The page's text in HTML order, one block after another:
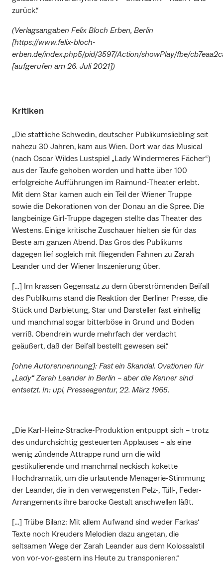
zurück.“
(Verlagsangaben Felix Bloch Erben, Berlin
[https://www.felix-bloch-
erben.de/index.php5/pid/3597/Action/showPlay/fbe/
[aufgerufen am 26. Juli 2021])
Kritiken
„Die stattliche Schwedin, deutscher Publikumsliebling seit
nahezu 30 Jahren, kam aus Wien. Dort war das Musical
(nach Oscar Wildes Lustspiel „Lady Windermeres Fächer“)
aus der Taufe gehoben worden und hatte über 100
erfolgreiche Aufführungen im Raimund-Theater erlebt.
Mit dem Star kamen auch ein Teil der Wiener Truppe
sowie die Dekorationen von der Donau an die Spree. Die
langbeinige Girl-Truppe dagegen stellte das Theater des
Westens. Einige kritische Zuschauer hielten sie für das
Beste am ganzen Abend. Das Gros des Publikums
dagegen lief sogleich mit fliegenden Fahnen zu Zarah
Leander und der Wiener Inszenierung über.
[…] Im krassen Gegensatz zu dem überströmenden Beifall
des Publikums stand die Reaktion der Berliner Presse, die
Stück und Darbietung, Star und Darsteller fast einhellig
und manchmal sogar bitterböse in Grund und Boden
verriß. Obendrein wurde mehrfach der verdacht
geäußert, daß der Beifall bestellt gewesen sei.“
[ohne Autorennennung]: Fast ein Skandal. Ovationen für
„Lady“ Zarah Leander in Berlin – aber die Kenner sind
entsetzt. In: upi, Presseagentur, 22. März 1965.
„Die Karl-Heinz-Stracke-Produktion entpuppt sich – trotz
des undurchsichtig gesteuerten Applauses – als eine
wenig zündende Attrappe rund um die wild
gestikulierende und manchmal neckisch kokette
Hochdramatik, um die urlautende Menagerie-Stimmung
der Leander, die in den verwegensten Pelz-, Tüll-, Feder-
Arrangements ihre barocke Gestalt anschwellen läßt.
[…] Trübe Bilanz: Mit allem Aufwand sind weder Farkas‘
Texte noch Kreuders Melodien dazu angetan, die
seltsamen Wege der Zarah Leander aus dem Kolossalstil
von vor-vor-gestern ins Heute zu transponieren.“